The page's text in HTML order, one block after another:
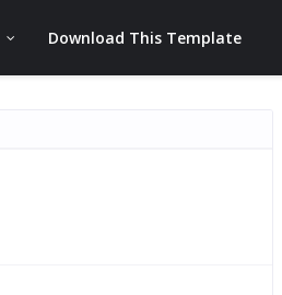
Download This Template